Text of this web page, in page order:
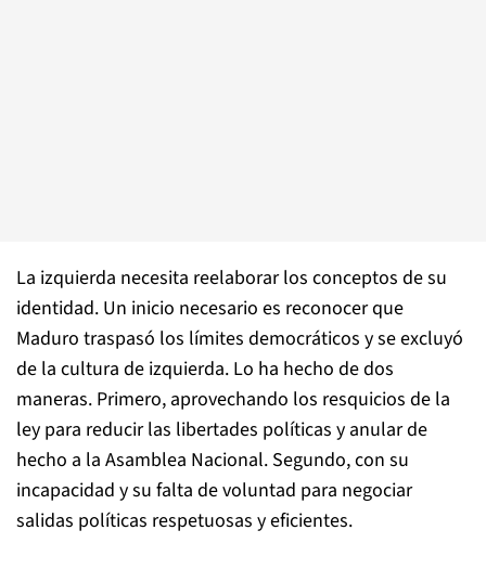
La izquierda necesita reelaborar los conceptos de su
identidad. Un inicio necesario es reconocer que
Maduro traspasó los límites democráticos y se excluyó
de la cultura de izquierda. Lo ha hecho de dos
maneras. Primero, aprovechando los resquicios de la
ley para reducir las libertades políticas y anular de
hecho a la Asamblea Nacional. Segundo, con su
incapacidad y su falta de voluntad para negociar
salidas políticas respetuosas y eficientes.